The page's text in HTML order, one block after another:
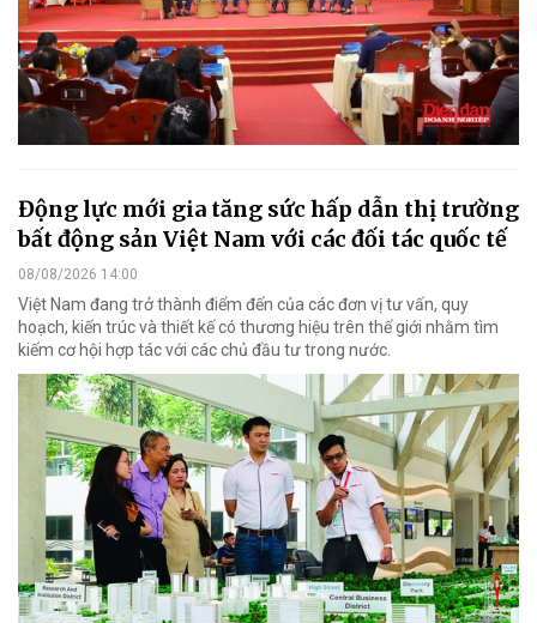
Động lực mới gia tăng sức hấp dẫn thị trường
bất động sản Việt Nam với các đối tác quốc tế
08/08/2026 14:00
Việt Nam đang trở thành điểm đến của các đơn vị tư vấn, quy
hoạch, kiến trúc và thiết kế có thương hiệu trên thế giới nhằm tìm
kiếm cơ hội hợp tác với các chủ đầu tư trong nước.